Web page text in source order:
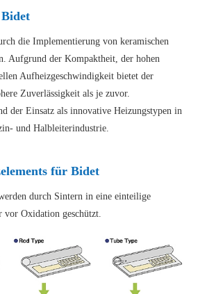
die Implementierung von keramischen
Aufgrund der Kompaktheit, der hohen
Aufheizgeschwindigkeit bietet der
Zuverlässigkeit als je zuvor.
der Einsatz als innovative Heizungstypen in
und Halbleiterindustrie.
für Bidet
durch Sintern in eine einteilige
Oxidation geschützt.